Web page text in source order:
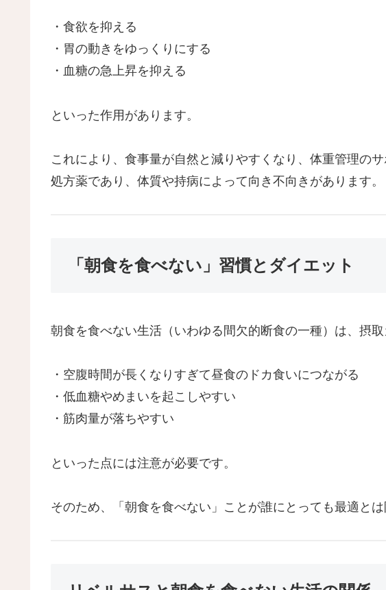
・食欲を抑える
・胃の動きをゆっくりにする
・血糖の急上昇を抑える
といった作用があります。
これにより、食事量が自然と減りやすくなり、体重管理の
処方薬であり、体質や持病によって向き不向きがあります。
「朝食を食べない」習慣とダイエット
朝食を食べない生活（いわゆる間欠的断食の一種）は、摂
・空腹時間が長くなりすぎて昼食のドカ食いにつながる
・低血糖やめまいを起こしやすい
・筋肉量が落ちやすい
といった点には注意が必要です。
そのため、「朝食を食べない」ことが誰にとっても最適と